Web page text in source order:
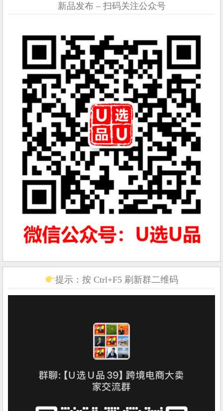
新品发布 – 扫码关注公众号
提示：按 Ctrl+F5 刷新群二维码